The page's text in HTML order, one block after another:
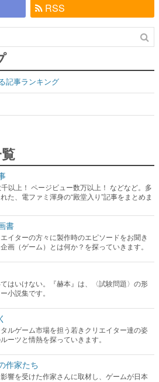
RSS
記事ランキング
以上！ ページビュー数万以上！ などなど。多
た、電ファミ渾身の“殿堂入り”記事をまとめま
書
イターの方々に製作時のエピソードをお聞き
画（ゲーム）とは何か？を探っていきます。
はいけない。『赫本』は、〈試験問題〉の形
小説集です。
ルゲーム市場を担う若きクリエイター達の姿
ーツと情熱を探っていきます。
作家たち
響を受けた作家さんに取材し、ゲームが日本